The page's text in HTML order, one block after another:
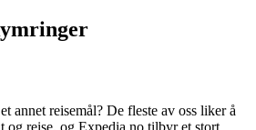
annet reisemål? De fleste av oss liker å
og reise, og Expedia.no tilbyr et stort